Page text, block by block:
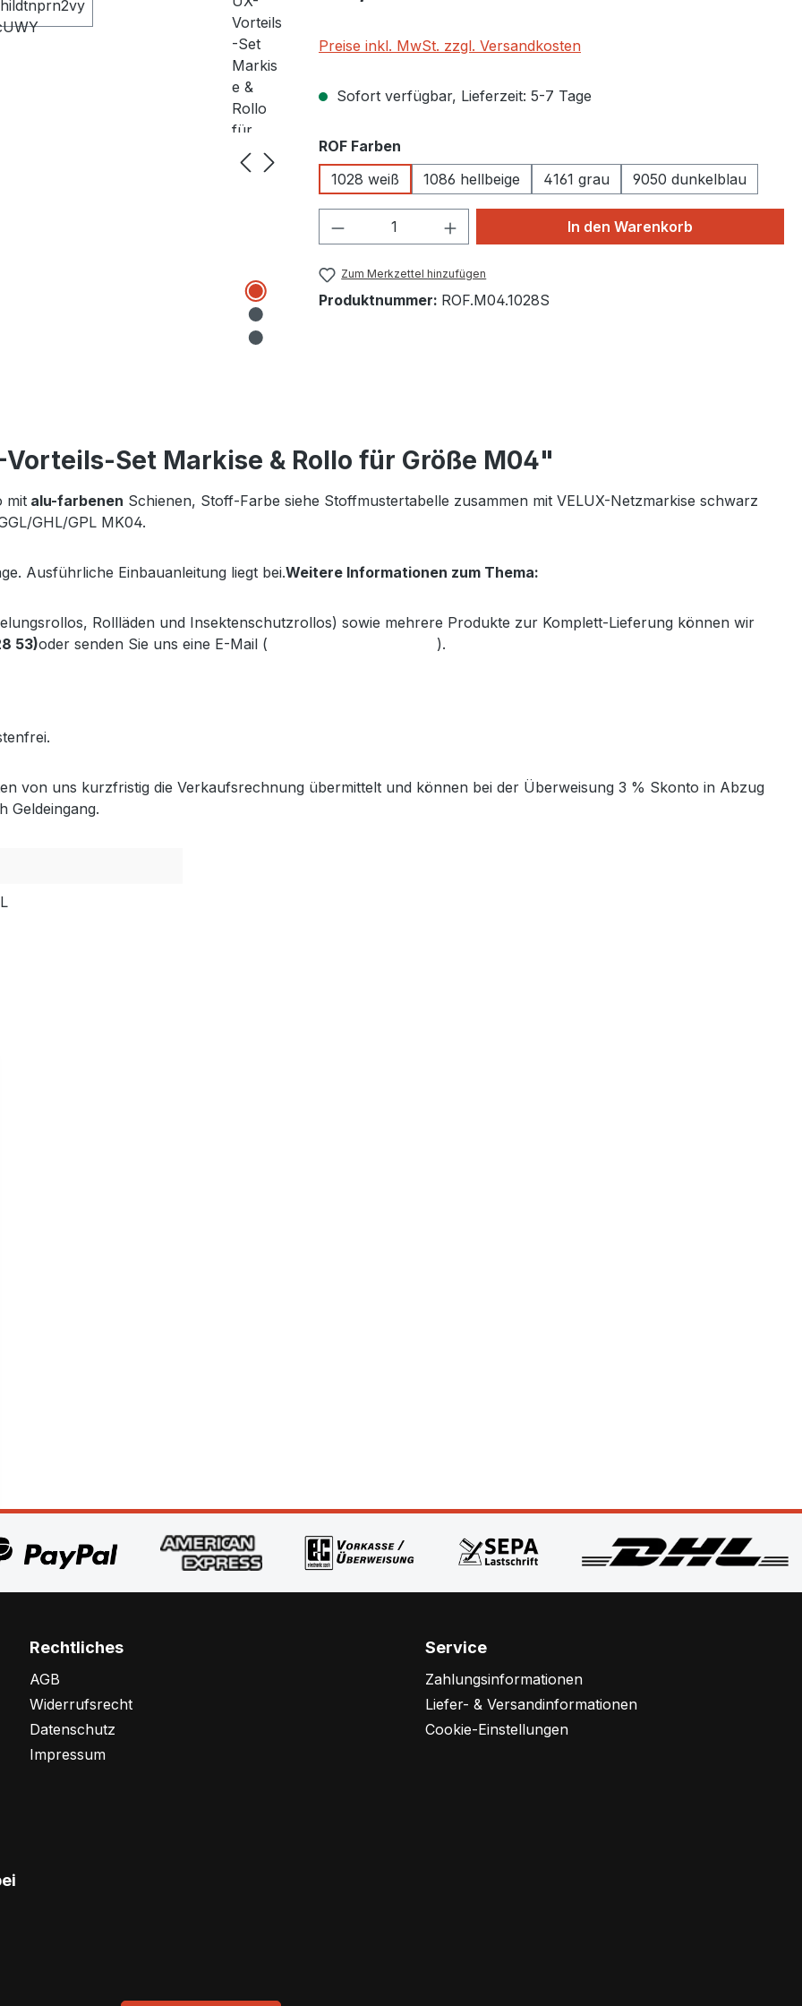
Preise inkl. MwSt. zzgl. Versandkosten
Sofort verfügbar, Lieferzeit: 5-7 Tage
ROF Farben
1028 weiß
1086 hellbeige 4161 grau 9050 dunkelblau
Produkt Anzahl: Gib den gewünschten Wert
In den Warenkorb
Zum Merkzettel hinzufügen
Produktnummer: ROF.M04.1028S
Set Markise & Rollo für Größe M04"
mit alu-farbenen Schienen, Stoff-Farbe siehe Stoffmustertabelle zusammen mit VELUX-Netzmarkise schwarz
GHL/GPL MK04.
Ausführliche Einbauanleitung liegt bei.Weitere Informationen zum Thema:
Rollläden und Insektenschutzrollos) sowie mehrere Produkte zur Komplett-Lieferung können wir
53)oder senden Sie uns eine E-Mail ( ).
von uns kurzfristig die Verkaufsrechnung übermittelt und können bei der Überweisung 3 % Skonto in Abzug
Geldeingang.
Rechtliches
AGB
Widerrufsrecht
Datenschutz
Impressum
Service
Zahlungsinformationen
Liefer- & Versandinformationen
Cookie-Einstellungen